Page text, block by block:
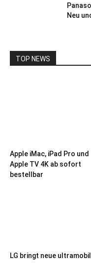
Neu
TOP NEWS
Apple iMac, iPad Pro und
Apple TV 4K ab sofort
bestellbar
LG bringt neue